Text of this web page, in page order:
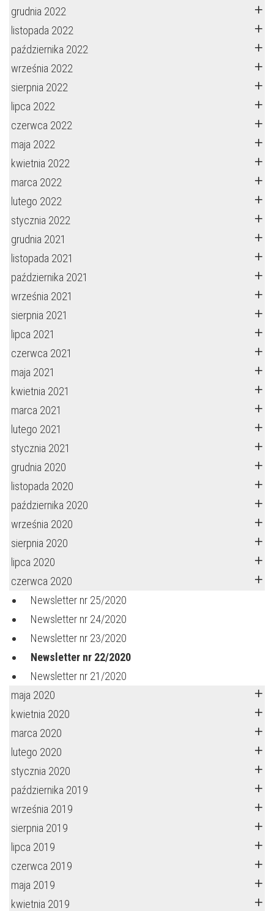
grudnia 2022
listopada 2022
października 2022
września 2022
sierpnia 2022
lipca 2022
czerwca 2022
maja 2022
kwietnia 2022
marca 2022
lutego 2022
stycznia 2022
grudnia 2021
listopada 2021
października 2021
września 2021
sierpnia 2021
lipca 2021
czerwca 2021
maja 2021
kwietnia 2021
marca 2021
lutego 2021
stycznia 2021
grudnia 2020
listopada 2020
października 2020
września 2020
sierpnia 2020
lipca 2020
czerwca 2020
Newsletter nr 25/2020
Newsletter nr 24/2020
Newsletter nr 23/2020
Newsletter nr 22/2020
Newsletter nr 21/2020
maja 2020
kwietnia 2020
marca 2020
lutego 2020
stycznia 2020
października 2019
września 2019
sierpnia 2019
lipca 2019
czerwca 2019
maja 2019
kwietnia 2019